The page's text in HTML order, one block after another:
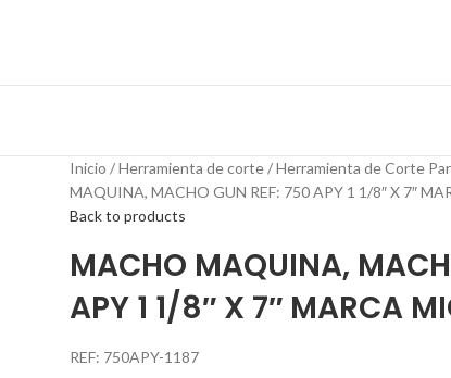
Inicio Herramienta de corte Herramienta de Corte
MAQUINA, MACHO GUN REF: 750 APY 1 1/8″ X 7″
Back to products
MACHO MAQUINA,
APY 1 1/8″ X 7″ MARCA
REF: 750APY-1187